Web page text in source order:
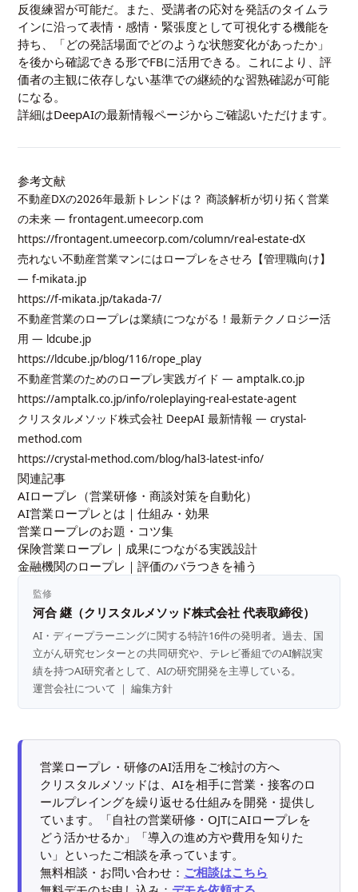
反復練習が可能だ。また、受講者の応対を発話のタイムラ
インに沿って表情・感情・緊張度として可視化する機能を
持ち、「どの発話場面でどのような状態変化があったか」
を後から確認できる形でFBに活用できる。これにより、評
価者の主観に依存しない基準での継続的な習熟確認が可能
になる。
詳細はDeepAIの最新情報ページからご確認いただけます。
参考文献
不動産DXの2026年最新トレンドは？ 商談解析が切り拓く営業
の未来 — frontagent.umeecorp.com
https://frontagent.umeecorp.com/column/real-estate-dX
売れない不動産営業マンにはロープレをさせろ【管理職向け】
— f-mikata.jp
https://f-mikata.jp/takada-7/
不動産営業のロープレは業績につながる！最新テクノロジー活
用 — ldcube.jp
https://ldcube.jp/blog/116/rope_play
不動産営業のためのロープレ実践ガイド — amptalk.co.jp
https://amptalk.co.jp/info/roleplaying-real-estate-agent
クリスタルメソッド株式会社 DeepAI 最新情報 — crystal-
method.com
https://crystal-method.com/blog/hal3-latest-info/
関連記事
AIロープレ（営業研修・商談対策を自動化）
AI営業ロープレとは｜仕組み・効果
営業ロープレのお題・コツ集
保険営業ロープレ｜成果につながる実践設計
金融機関のロープレ｜評価のバラつきを補う
監修
河合 継（クリスタルメソッド株式会社 代表取締役）
AI・ディープラーニングに関する特許16件の発明者。過去、国
立がん研究センターとの共同研究や、テレビ番組でのAI解説実
績を持つAI研究者として、AIの研究開発を主導している。
運営会社について ｜編集方針
営業ロープレ・研修のAI活用をご検討の方へ
クリスタルメソッドは、AIを相手に営業・接客のロ
ールプレイングを繰り返せる仕組みを開発・提供し
ています。「自社の営業研修・OJTにAIロープレを
どう活かせるか」「導入の進め方や費用を知りた
い」といったご相談を承っています。
無料相談・お問い合わせ： ご相談はこちら